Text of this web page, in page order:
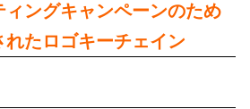
ィングキャンペーンのため
たロゴキーチェイン